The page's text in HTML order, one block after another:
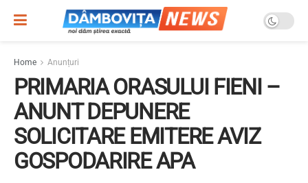
Home Anunțuri
PRIMARIA ORASULUI FIENI –
ANUNT DEPUNERE
SOLICITARE EMITERE AVIZ
GOSPODARIRE APA